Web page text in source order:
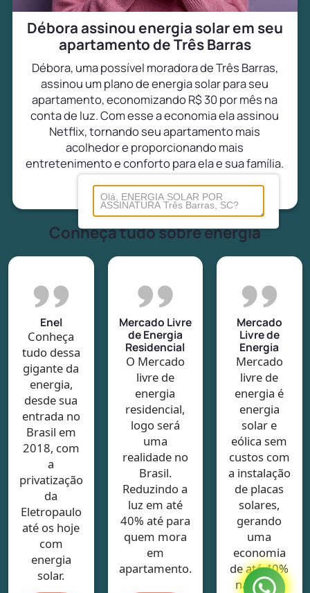
Débora assinou energia solar em seu
apartamento de Três Barras
Débora, uma possível moradora de Três Barras,
assinou um plano de energia solar para seu
apartamento, economizando R$ 30 por mês na
conta de luz. Com esse a economia ela assinou
Netflix, tornando seu apartamento mais
acolhedor e proporcionando mais
entretenimento e conforto para ela e sua família.
Conheça tudo sobre energia
Enel
Conheça
tudo dessa
gigante da
energia,
desde sua
entrada no
Brasil em
2018, com
a
privatização
da
Eletropaulo
até os hoje
com
energia
solar.
Mercado Livre
de Energia
Residencial
O Mercado
livre de
energia
residencial,
logo será
uma
realidade no
Brasil.
Reduzindo a
luz em até
40% até para
quem mora
em
apartamento.
Mercado
Livre de
Energia
Mercado
livre de
energia é
energia
solar e
eólica sem
custos com
a instalação
de placas
solares,
gerando
uma
economia
de até 40%
na conta.